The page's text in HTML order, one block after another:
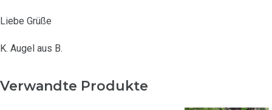
Liebe Grüße
K. Augel aus B.
Verwandte Produkte